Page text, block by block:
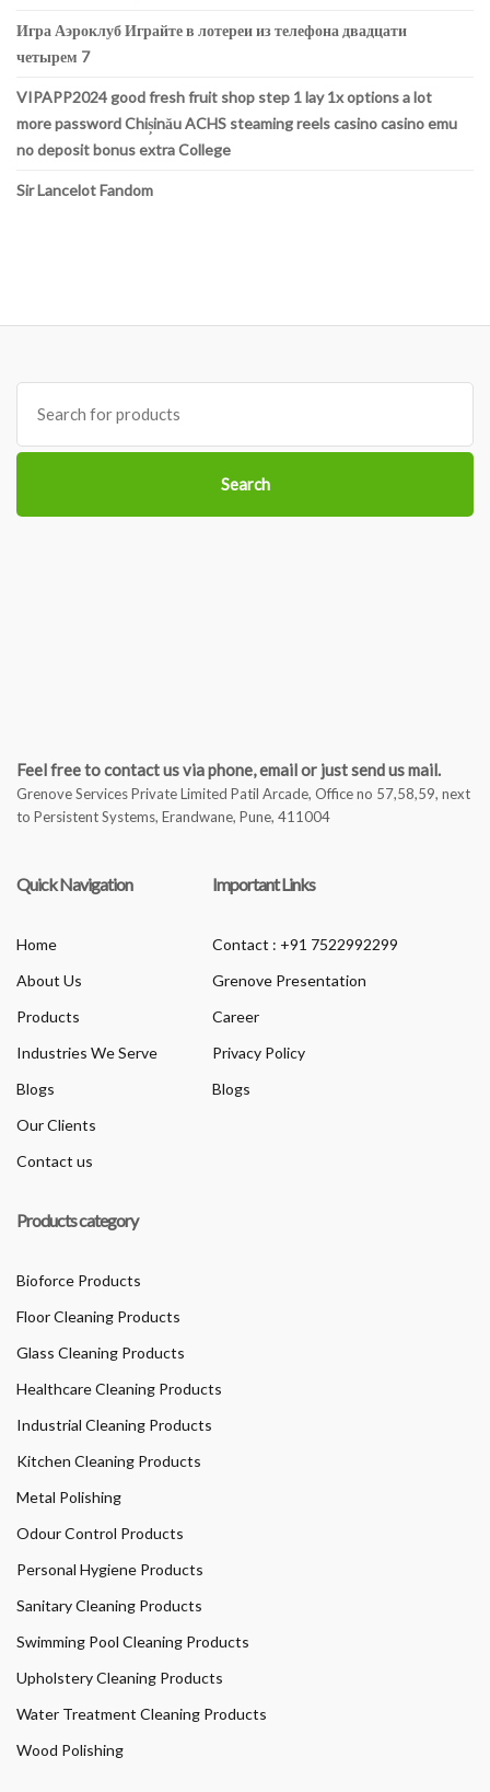
Игра Аэроклуб Играйте в лотереи из телефона двадцати
четырем 7
VIPAPP2024 good fresh fruit shop step 1 lay 1x options a lot
more password Chișinău ACHS steaming reels casino casino emu
no deposit bonus extra College
Sir Lancelot Fandom
Search
for:
Search
Feel free to contact us via phone, email or just send us mail.
Grenove Services Private Limited Patil Arcade, Office no 57,58,59, next
to Persistent Systems, Erandwane, Pune, 411004
Quick Navigation
Home
About Us
Products
Industries We Serve
Blogs
Our Clients
Contact us
Important Links
Contact : +91 7522992299
Grenove Presentation
Career
Privacy Policy
Blogs
Products category
Bioforce Products
Floor Cleaning Products
Glass Cleaning Products
Healthcare Cleaning Products
Industrial Cleaning Products
Kitchen Cleaning Products
Metal Polishing
Odour Control Products
Personal Hygiene Products
Sanitary Cleaning Products
Swimming Pool Cleaning Products
Upholstery Cleaning Products
Water Treatment Cleaning Products
Wood Polishing